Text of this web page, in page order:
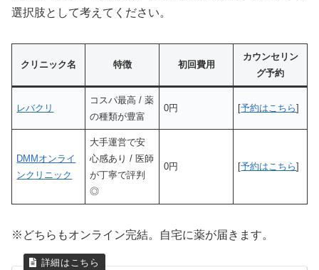
選択肢として考えてください。
クリニック名 特徴 初回費用
カウンセリン
グ予約
レバクリ
コスパ最高 / 薬
の種類が豊富
0円 [予約はこちら]
DMMオンライ
ンクリニック
大手運営で安
心感あり / 医師
が丁寧で評判
◎
0円 [予約はこちら]
※どちらもオンライン完結。自宅に薬が届きます。